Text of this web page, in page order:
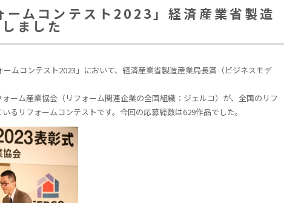
ームコンテスト2023」経済産業省製造
ました
ームコンテスト2023」において、経済産業省製造産業局長賞（ビジネスモデ
ーム産業協会（リフォーム関連企業の全国組織：ジェルコ）が、全国のリフ
るリフォームコンテストです。今回の応募総数は629作品でした。